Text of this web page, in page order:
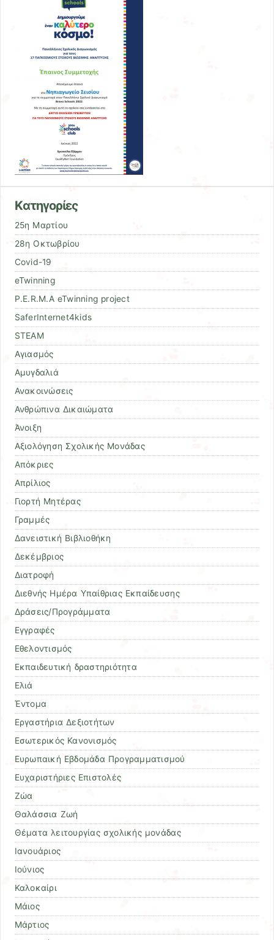
Kατηγορίες
25η Μαρτίου
28η Οκτωβρίου
Covid-19
eTwinning
P.E.R.M.A eTwinning project
SaferInternet4kids
STEAM
Αγιασμός
Αμυγδαλιά
Ανακοινώσεις
Ανθρώπινα Δικαιώματα
Άνοιξη
Αξιολόγηση Σχολικής Μονάδας
Απόκριες
Απρίλιος
Γιορτή Μητέρας
Γραμμές
Δανειστική Βιβλιοθήκη
Δεκέμβριος
Διατροφή
Διεθνής Ημέρα Υπαίθριας Εκπαίδευσης
Δράσεις/Προγράμματα
Εγγραφές
Εθελοντισμός
Εκπαιδευτική δραστηριότητα
Ελιά
Έντομα
Εργαστήρια Δεξιοτήτων
Εσωτερικός Κανονισμός
Ευρωπαική Εβδομάδα Προγραμματισμού
Ευχαριστήριες Επιστολές
Ζώα
Θαλάσσια Ζωή
Θέματα λειτουργίας σχολικής μονάδας
Ιανουάριος
Ιούνιος
Καλοκαίρι
Μάιος
Μάρτιος